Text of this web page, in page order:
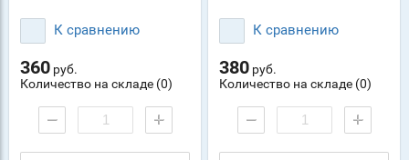
К сравнению
360 руб.
Количество на складе (0)
− +
К сравнению
380 руб.
Количество на складе (0)
− +